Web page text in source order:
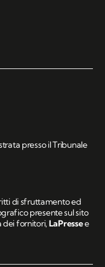
presso il Tribunale
di sfruttamento ed
presente sul sito
dei fornitori,LaPressee